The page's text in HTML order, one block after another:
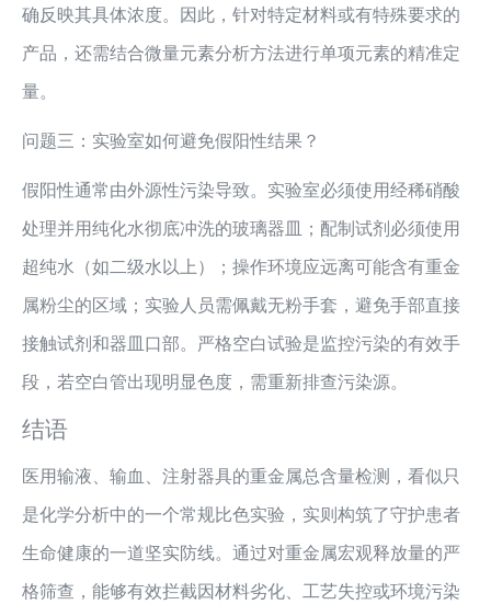
确反映其具体浓度。因此，针对特定材料或有特殊要求的
产品，还需结合微量元素分析方法进行单项元素的精准定
量。
问题三：实验室如何避免假阳性结果？
假阳性通常由外源性污染导致。实验室必须使用经稀硝酸
处理并用纯化水彻底冲洗的玻璃器皿；配制试剂必须使用
超纯水（如二级水以上）；操作环境应远离可能含有重金
属粉尘的区域；实验人员需佩戴无粉手套，避免手部直接
接触试剂和器皿口部。严格空白试验是监控污染的有效手
段，若空白管出现明显色度，需重新排查污染源。
结语
医用输液、输血、注射器具的重金属总含量检测，看似只
是化学分析中的一个常规比色实验，实则构筑了守护患者
生命健康的一道坚实防线。通过对重金属宏观释放量的严
格筛查，能够有效拦截因材料劣化、工艺失控或环境污染